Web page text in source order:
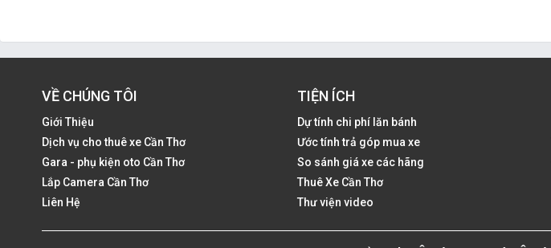
VỀ CHÚNG TÔI
Giới Thiệu
Dịch vụ cho thuê xe Cần Thơ
Gara - phụ kiện oto Cần Thơ
Lắp Camera Cần Thơ
Liên Hệ
TIỆN ÍCH
Dự tính chi phí lăn bánh
Ước tính trả góp mua xe
So sánh giá xe các hãng
Thuê Xe Cần Thơ
Thư viện video